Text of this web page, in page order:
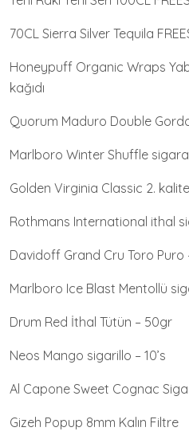
70CL Sierra Silver Tequila
Honeypuff Organic Wraps
kağıdı
Quorum Maduro Double
Marlboro Winter Shuffle sigara
Golden Virginia Classic 2.
Rothmans International ithal
Davidoff Grand Cru Toro Puro
Marlboro Ice Blast Mentollü
Drum Red İthal Tütün – 50gr
Neos Mango sigarillo – 10’s
Al Capone Sweet Cognac
Gizeh Popup 8mm Kalın Filtre